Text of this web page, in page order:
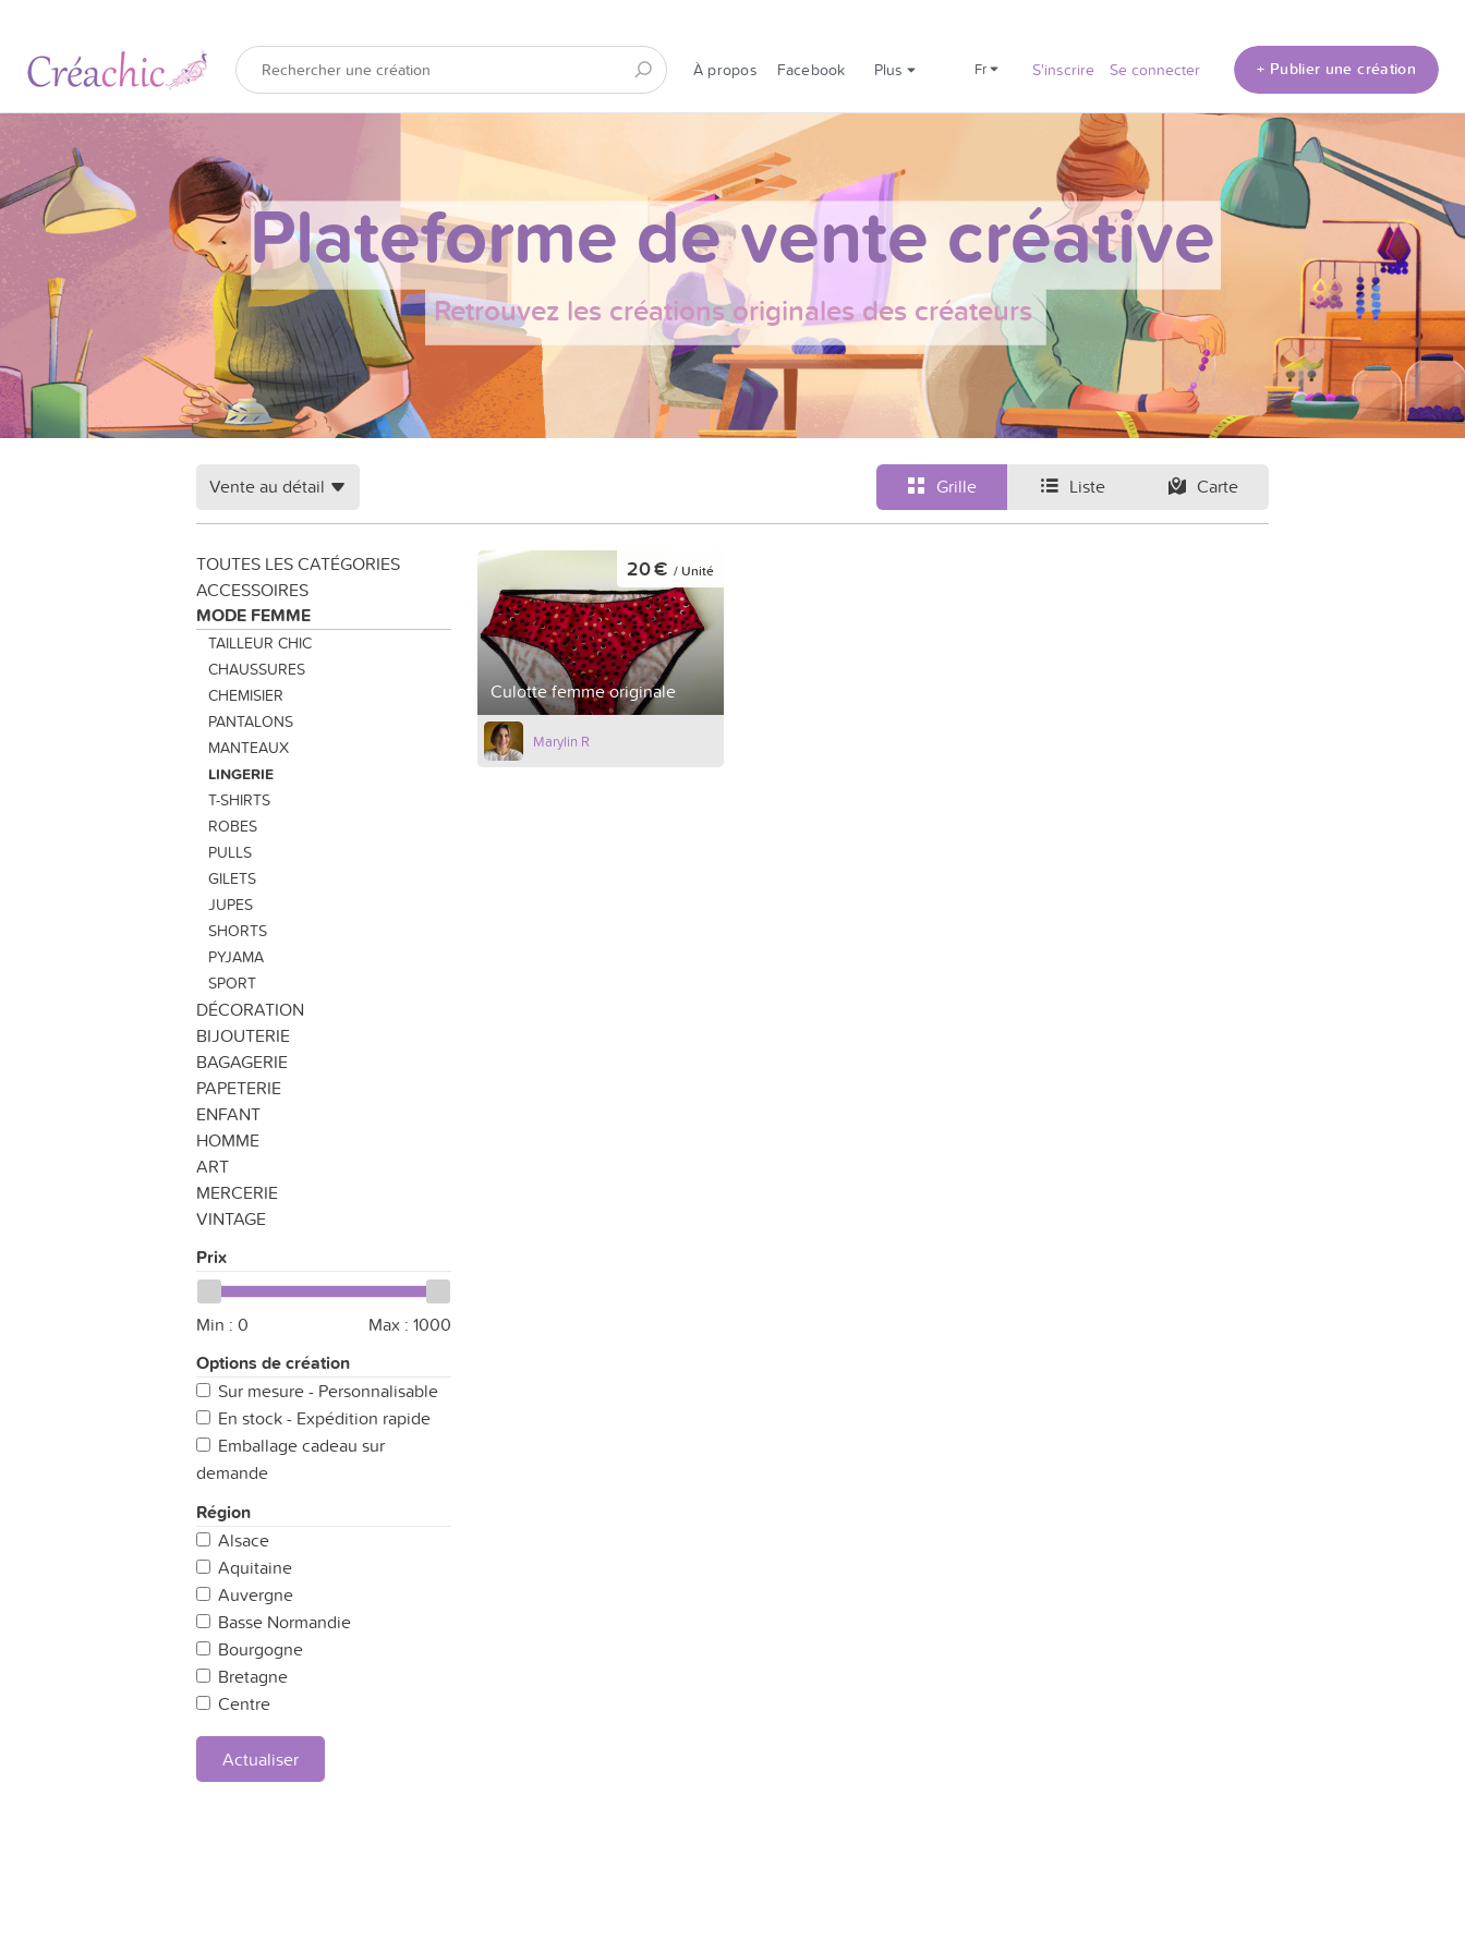
À propos Facebook Plus fr S'inscrire Se connecter + Publier une création
Plateforme de vente créative
Retrouvez les créations originales des créateurs
Grille Liste Carte
Vente au détail
TOUTES LES CATÉGORIES
ACCESSOIRES
MODE FEMME
TAILLEUR CHIC
CHAUSSURES
CHEMISIER
PANTALONS
MANTEAUX
LINGERIE
T-SHIRTS
ROBES
PULLS
GILETS
JUPES
SHORTS
PYJAMA
SPORT
DÉCORATION
BIJOUTERIE
BAGAGERIE
PAPETERIE
ENFANT
HOMME
ART
MERCERIE
VINTAGE
Prix
Min : 0 Max : 1000
Options de création
Sur mesure - Personnalisable
En stock - Expédition rapide
Emballage cadeau sur
demande
Région
Alsace
Aquitaine
Auvergne
Basse Normandie
Bourgogne
Bretagne
Centre
Champagne Ardennes
Corse
Franche Comté
Actualiser
Culotte femme originale
20 € / Unité
Marylin R